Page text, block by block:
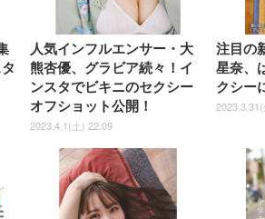
ック)
人気インフルエンサー・大
熊杏優、グラビア続々！イ
ンスタでビキニのセクシー
オフショット公開！
2023.4.1(土) 22:09
注目の
星奈、
クシー